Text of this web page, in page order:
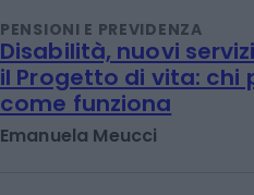
PENSIONI E PREVIDENZA
Disabilità, nuovi
il Progetto di vita: chi
come funziona
Emanuela Meucci